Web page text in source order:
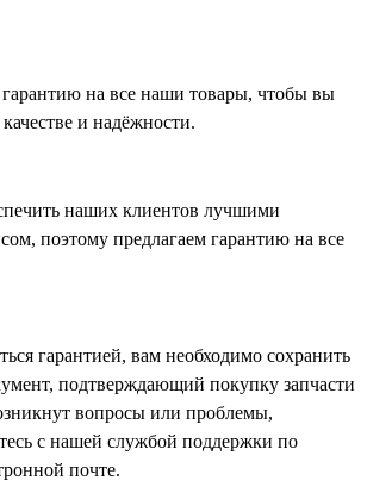
на все наши товары, чтобы вы
и надёжности.
наших клиентов лучшими
поэтому предлагаем гарантию на все
гарантией, вам необходимо сохранить
подтверждающий покупку запчасти
вопросы или проблемы,
с нашей службой поддержки по
почте.